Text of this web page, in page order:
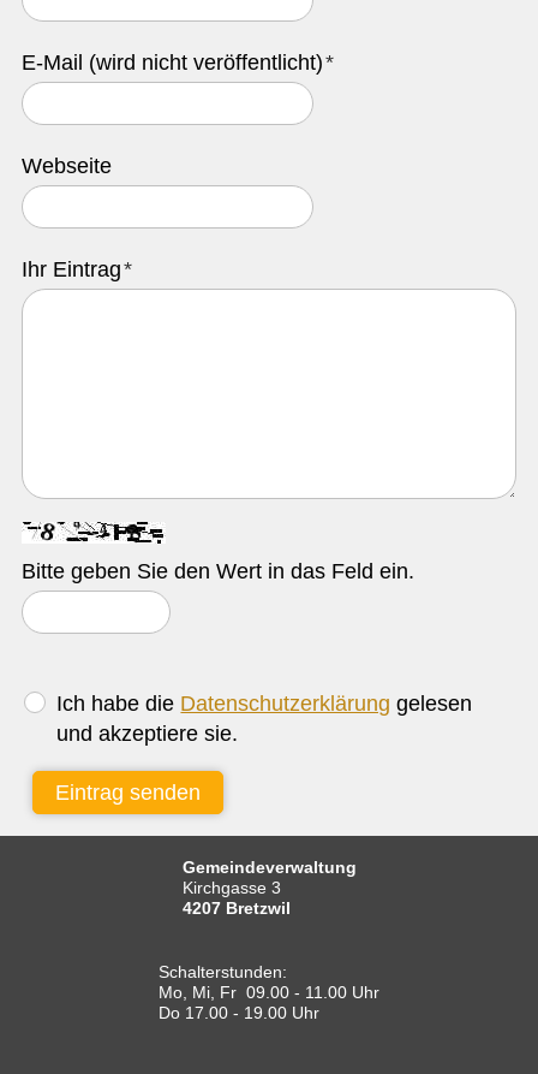
GEWERBE
STICHWORTVERZEICHNIS
GÄSTEBUCH
Druckansicht
E-Mail (wird nicht veröffentlicht)*
Webseite
Ihr Eintrag*
Bitte geben Sie den Wert in das Feld ein.
Ich habe die Datenschutzerklärung gelesen
und akzeptiere sie.
Eintrag senden
Gemeindeverwaltung
Kirchgasse 3
4207 Bretzwil
Schalterstunden:
Mo, Mi, Fr 09.00 - 11.00 Uhr
Do 17.00 - 19.00 Uhr